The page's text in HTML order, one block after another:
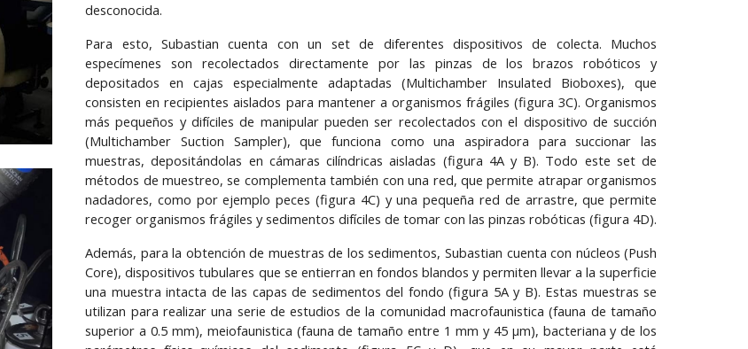
desconocida.
Para esto, Subastian cuenta con un set de diferentes dispositivos de colecta. Muchos
especímenes son recolectados directamente por las pinzas de los brazos robóticos y
depositados en cajas especialmente adaptadas (Multichamber Insulated Bioboxes), que
consisten en recipientes aislados para mantener a organismos frágiles (figura 3C). Organismos
más pequeños y difíciles de manipular pueden ser recolectados con el dispositivo de succión
(Multichamber Suction Sampler), que funciona como una aspiradora para succionar las
muestras, depositándolas en cámaras cilíndricas aisladas (figura 4A y B). Todo este set de
métodos de muestreo, se complementa también con una red, que permite atrapar organismos
nadadores, como por ejemplo peces (figura 4C) y una pequeña red de arrastre, que permite
recoger organismos frágiles y sedimentos difíciles de tomar con las pinzas robóticas (figura 4D).
Además, para la obtención de muestras de los sedimentos, Subastian cuenta con núcleos (Push
Core), dispositivos tubulares que se entierran en fondos blandos y permiten llevar a la superficie
una muestra intacta de las capas de sedimentos del fondo (figura 5A y B). Estas muestras se
utilizan para realizar una serie de estudios de la comunidad macrofaunistica (fauna de tamaño
superior a 0.5 mm), meiofaunistica (fauna de tamaño entre 1 mm y 45 μm), bacteriana y de los